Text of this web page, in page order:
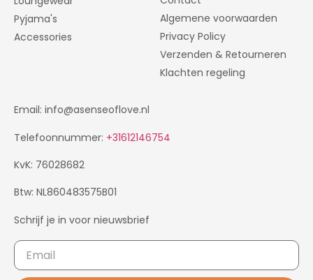
Pyjama's
Accessories
Algemene voorwaarden
Privacy Policy
Verzenden & Retourneren
Klachten regeling
Email: info@asenseoflove.nl
Telefoonnummer: +31612146754
KvK: 76028682
Btw: NL860483575B01
Schrijf je in voor nieuwsbrief